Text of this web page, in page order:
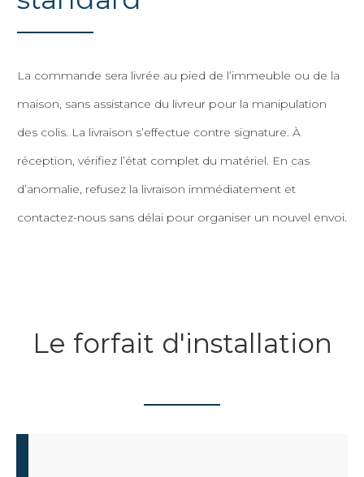
La commande sera livrée au pied de l’immeuble ou de la
maison, sans assistance du livreur pour la manipulation
des colis. La livraison s’effectue contre signature. À
réception, vérifiez l’état complet du matériel. En cas
d’anomalie, refusez la livraison immédiatement et
contactez-nous sans délai pour organiser un nouvel envoi.
Le forfait d'installation